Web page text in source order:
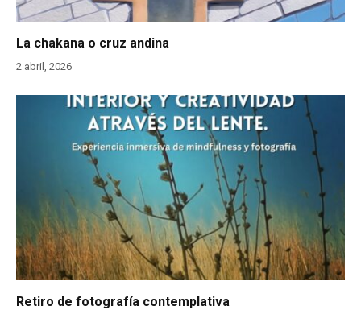
La chakana o cruz andina
2 abril, 2026
Retiro de fotografía contemplativa